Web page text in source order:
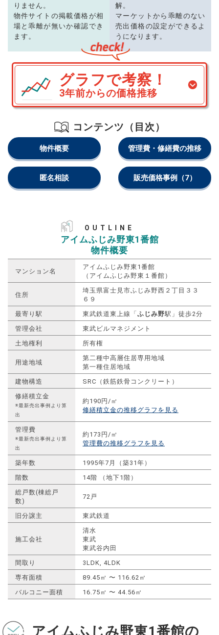
りません。
物件サイトの掲載価格が相
場と乖離が無いか確認でき
ます。
解。
マーケットから乖離のない
売出価格の設定ができるよ
うになります。
グラフで考察！
3年前からの価格推移
コンテンツ（目次）
物件概要 管理費・修繕費の推移
匿名相談 販売価格事例 （7）
OUTLINE
アイムふじみ野東1番館
物件概要
マンション名
アイムふじみ野東1番館
（アイムふじみ野東１番館）
住所
埼玉県富士見市ふじみ野西２丁目３３
６９
最寄り駅
東武鉄道東上線「ふじみ野駅」徒歩2分
管理会社
東武ビルマネジメント
土地権利
所有権
用途地域
第二種中高層住居専用地域
第一種住居地域
建物構造
SRC（鉄筋鉄骨コンクリート）
修繕積立金
※最新売出事例より算
出
約190円/㎡
修繕積立金の推移グラフを見る
管理費
※最新売出事例より算
出
約173円/㎡
管理費の推移グラフを見る
築年数
1995年7月（築31年）
階数
14階 （地下1階）
総戸数(棟総戸
数)
72戸
旧分譲主 東武鉄道
施工会社
清水
東武
東武谷内田
間取り
3LDK, 4LDK
専有面積
89.45㎡ 〜 116.62㎡
バルコニー面積
16.75㎡ 〜 44.56㎡
アイムふじみ野東1番館の